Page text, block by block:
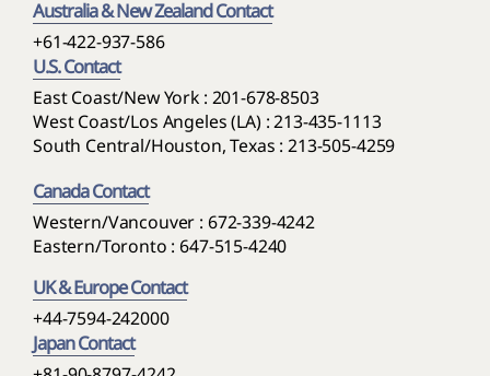
Australia & New Zealand Contact
+61-422-937-586
U.S. Contact
East Coast/New York : 201-678-8503
West Coast/Los Angeles (LA) : 213-435-1113
South Central/Houston, Texas : 213-505-4259
Canada Contact
Western/Vancouver : 672-339-4242
Eastern/Toronto : 647-515-4240
UK & Europe Contact
+44-7594-242000
Japan Contact